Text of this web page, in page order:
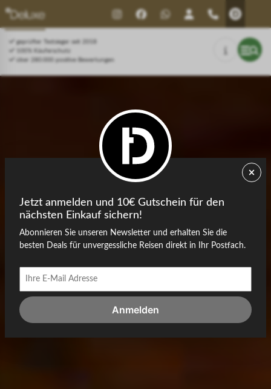
Drücken Sie Alt+1 für den
Bildschirmlesemodus, Alt+0 zum
Abbrechen
Leitfaden für barrierefreie
Bildschirmlesegeräte, Feedback
und Fehlerberichte | Neues
Fenstergeprüfter Testsieger seit 2018
100% Käuferschutz
über 280.000 positive Bewertungen
Jetzt anmelden und 10€ Gutschein für den
nächsten Einkauf sichern!
Abonnieren Sie unseren Newsletter und erhalten Sie die
besten Deals für unvergessliche Reisen direkt in Ihr Postfach.
Anmelden